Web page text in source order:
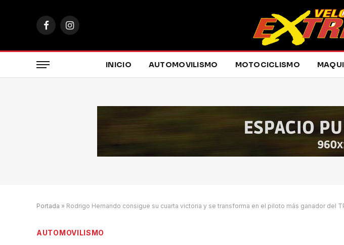
FacebookInstagram
INICIO AUTOMOVILISMO MOTOCICLISMO
Portada » Rodrigo Hernando consigue su cuarta victoria y se transforma en el piloto más ganador del
AUTOMOVILISMO